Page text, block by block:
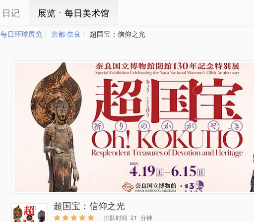
日记 展览ㆍ每日美术馆
每日环球展览 京都·奈良 超国宝：信仰之光
超国宝：信仰之光
排队时间 21 分钟